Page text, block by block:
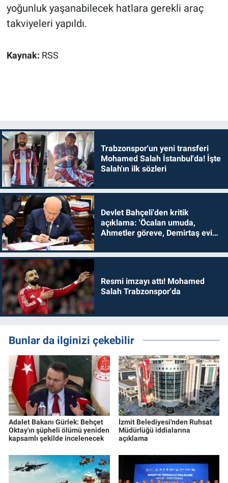
yoğunluk yaşanabilecek hatlara gerekli araç
takviyeleri yapıldı.
Kaynak: RSS
Trabzonspor'un yeni transferi
Mohamed Salah İstanbul'da! İşte
Salah'ın ilk sözleri
Devlet Bahçeli'den kritik
açıklama: 'Öcalan umuda,
Ahmetler göreve, Demirtaş evine
Resmi imzayı attı! Mohamed
Salah Trabzonspor'da
Bunlar da ilginizi çekebilir
Adalet Bakanı Gürlek: Behçet
Oktay'ın şüpheli ölümü yeniden
kapsamlı şekilde incelenecek
İzmit Belediyesi'nden Ruhsat
Müdürlüğü iddialarına
açıklama